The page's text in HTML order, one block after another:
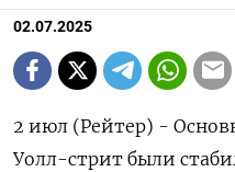
02.07.2025
2 июл (Рейтер) -
Уолл-стрит были